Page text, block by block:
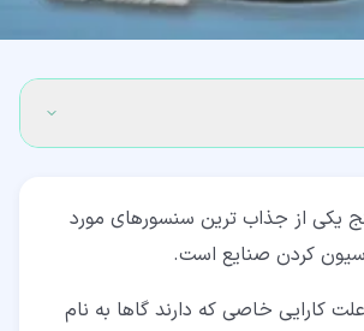
یکی از جذاب ترین سنسورهای مورد
کردن صنایع است.
کارایی خاصی که دارند گاها به نام